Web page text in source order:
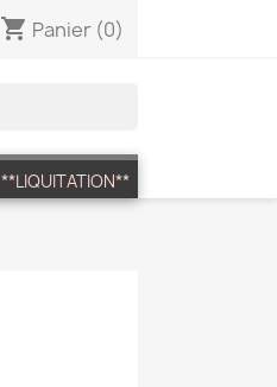
shopping_cart Panier (0)
**LIQUITATION**